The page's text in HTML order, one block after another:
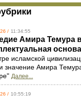
/ 11:34:55
Амира Темура
исламской
значение Амира
Далее...
/ 10:55:19